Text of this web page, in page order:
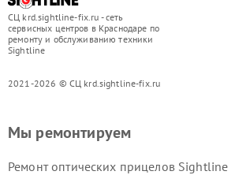
СЦ krd.sightline-fix.ru - сеть
сервисных центров в Краснодаре по
ремонту и обслуживанию техники
Sightline
2021-2026 © СЦ krd.sightline-fix.ru
Мы ремонтируем
Ремонт оптических прицелов Sightline